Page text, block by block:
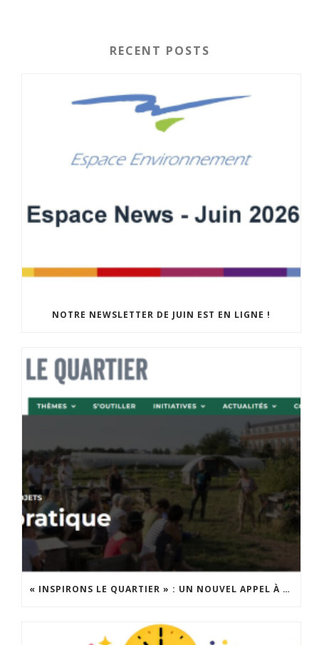
RECENT POSTS
NOTRE NEWSLETTER DE JUIN EST EN LIGNE !
« INSPIRONS LE QUARTIER » : UN NOUVEL APPEL À PROJETS EST LANCÉ !